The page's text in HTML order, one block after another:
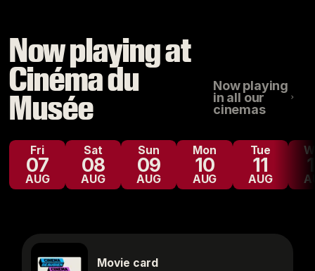
Now playing at
Cinéma du
Musée
Now playing
in all our
cinemas
Fri
07
AUG
Sat
08
AUG
Sun
09
AUG
Mon
10
AUG
Tue
11
AUG
Movie card